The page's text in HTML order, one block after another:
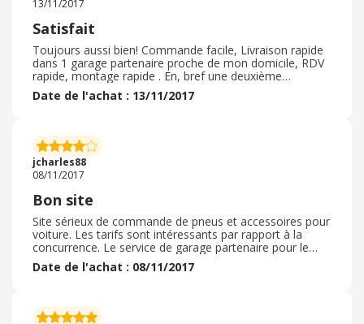
13/11/2017
Satisfait
Toujours aussi bien! Commande facile, Livraison rapide
dans 1 garage partenaire proche de mon domicile, RDV
rapide, montage rapide . En, bref une deuxième
expérience chez 1001 Pneus encore plus satisfaisante
car garage encore plus proche de chez moi. Site de
Date de l'achat : 13/11/2017
jcharles88
08/11/2017
Bon site
Site sérieux de commande de pneus et accessoires pour
voiture. Les tarifs sont intéressants par rapport à la
concurrence. Le service de garage partenaire pour le
montage des pneus et très pratique et permet de payer
tout d'un coup ( pneus et montage)
Date de l'achat : 08/11/2017